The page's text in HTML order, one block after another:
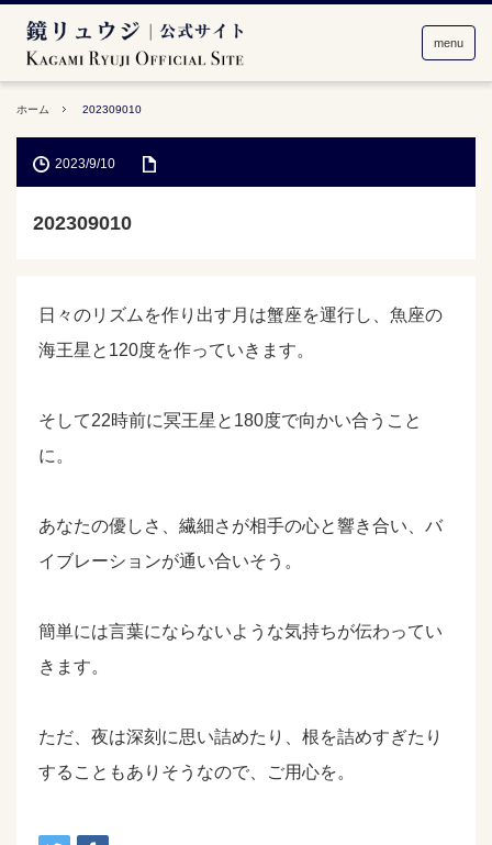
menu
ホーム 202309010
2023/9/10
202309010
日々のリズムを作り出す月は蟹座を運行し、魚座の
海王星と120度を作っていきます。
そして22時前に冥王星と180度で向かい合うこと
に。
あなたの優しさ、繊細さが相手の心と響き合い、バ
イブレーションが通い合いそう。
簡単には言葉にならないような気持ちが伝わってい
きます。
ただ、夜は深刻に思い詰めたり、根を詰めすぎたり
することもありそうなので、ご用心を。